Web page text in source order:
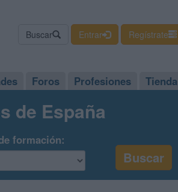
Buscar Entrar Regístrate
Foros Profesiones Tienda
de España
formación: